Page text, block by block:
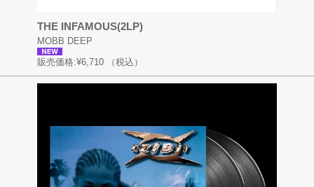
THE INFAMOUS(2LP)
MOBB DEEP
販売価格:¥6,710 （税込）